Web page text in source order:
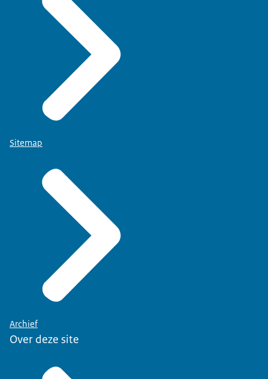
Sitemap
Archief
Over deze site